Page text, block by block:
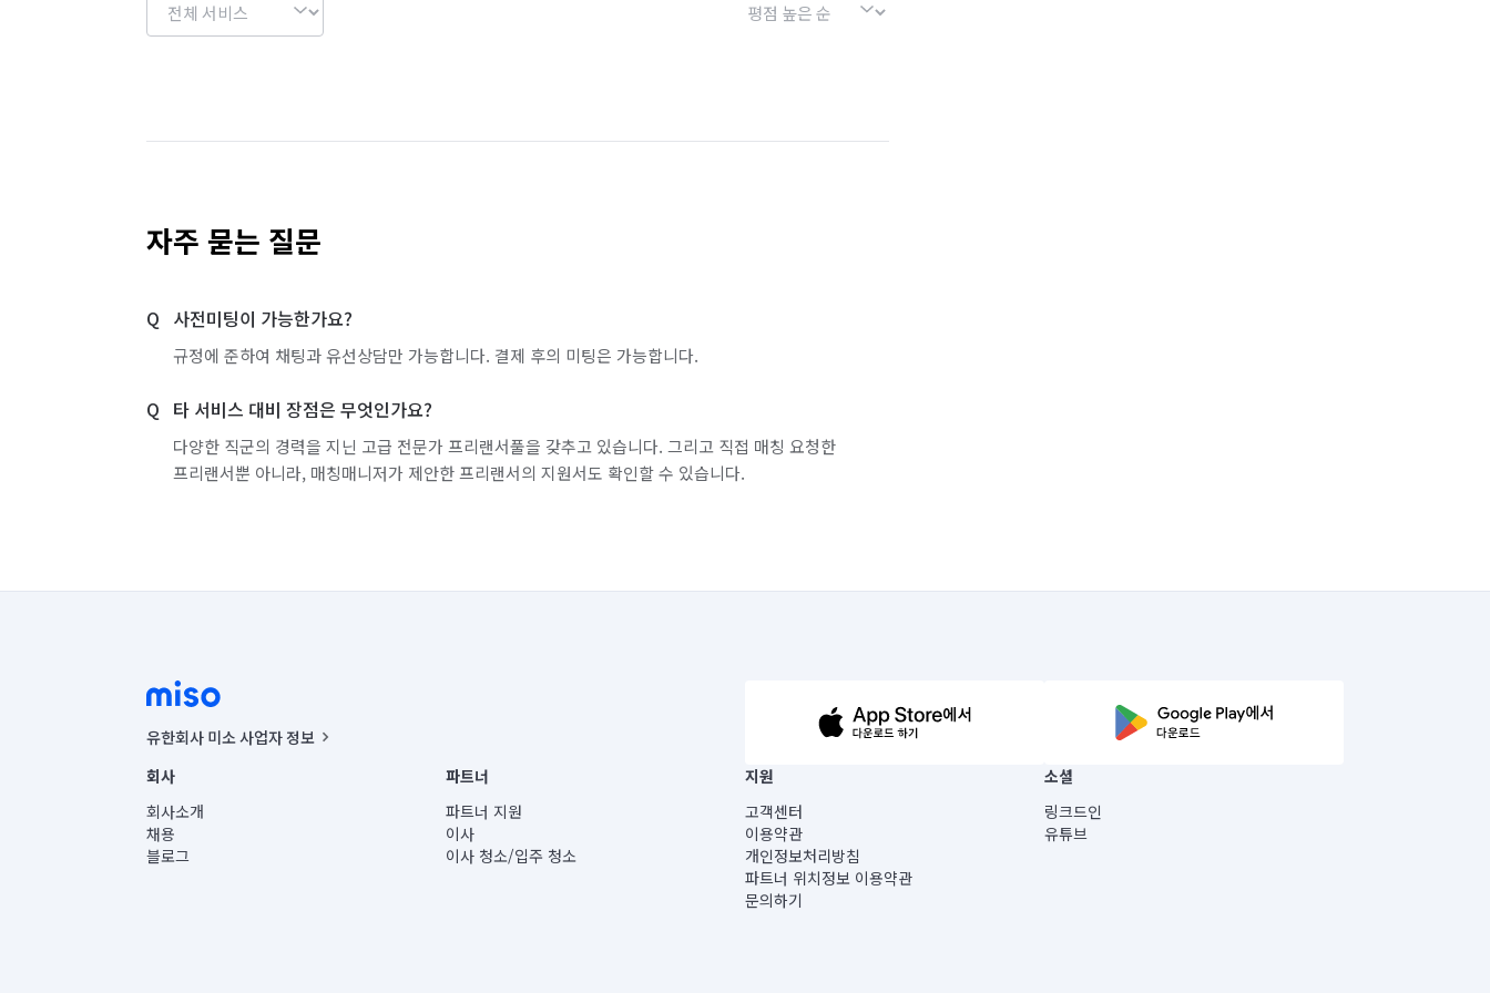
자주 묻는 질문
사전미팅이 가능한가요?
규정에 준하여 채팅과 유선상담만 가능합니다. 결제 후의 미팅은 가능합니다.
타 서비스 대비 장점은 무엇인가요?
다양한 직군의 경력을 지닌 고급 전문가 프리랜서풀을 갖추고 있습니다. 그리고 직접 매칭 요청한
프리랜서뿐 아니라, 매칭매니저가 제안한 프리랜서의 지원서도 확인할 수 있습니다.
유한회사 미소 사업자 정보
사업자등록번호 : 291-87-00271 | 인허가번호 : 2016-3220163-14-5-00019 |
통신판매신고번호 : 2024-서울종로-1400(공정거래위원회 정보) |
대표이사 : CHING VICTOR COLUMBIA RHEE
주소 | 본사: 서울특별시 종로구 율곡로 6(중학동, 트윈트리빌딩) B동 5층
컨택센터 : 서울특별시 종로구 수송동 율곡로 24, 7층, 8층 미소
회사
회사소개
채용
블로그
파트너
파트너 지원
이사
이사 청소/입주 청소
지원
고객센터
이용약관
개인정보처리방침
파트너 위치정보 이용약관
문의하기
소셜
링크드인
유튜브